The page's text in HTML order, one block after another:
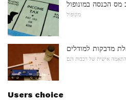
מוֹנוֹפּוֹל
מדבקות למודלים
התאמה אישית של רכבות דגם
Users choice